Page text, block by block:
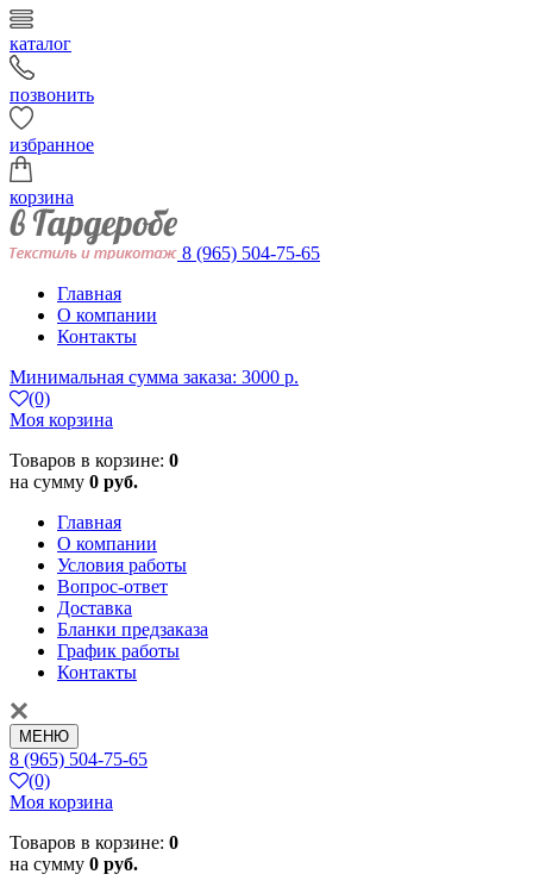
каталог
позвонить
избранное
корзина
8 (965) 504-75-65
Главная
О компании
Контакты
Минимальная сумма заказа: 3000 р.
(0)
Моя корзина
Товаров в корзине: 0
на сумму 0 руб.
Главная
О компании
Условия работы
Вопрос-ответ
Доставка
Бланки предзаказа
График работы
Контакты
МЕНЮ
8 (965) 504-75-65
(0)
Моя корзина
Товаров в корзине: 0
на сумму 0 руб.